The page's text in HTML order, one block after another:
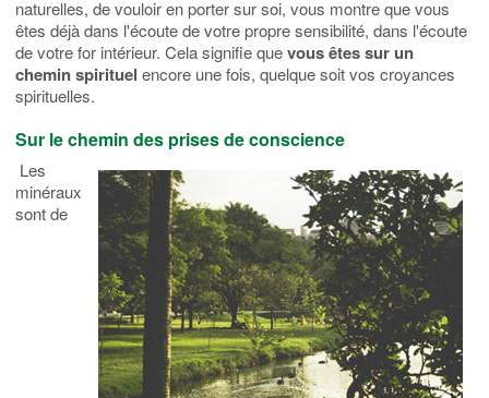
naturelles, de vouloir en porter sur soi, vous montre que vous
êtes déjà dans l'écoute de votre propre sensibilité, dans l'écoute
de votre for intérieur. Cela signifie quevous êtes sur un
chemin spirituel encore une fois, quelque soit vos croyances
spirituelles.
Sur le chemin des prises de conscience
Les
minéraux
sont de